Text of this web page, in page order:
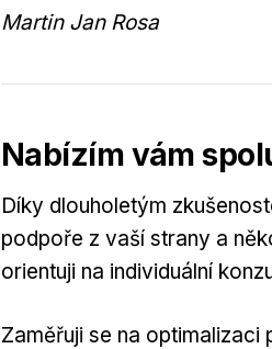
Martin Jan Rosa
Nabízím vám
Díky dlouholetým
podpoře z vaší strany a
orientuji na individuální
Zaměřuji se na